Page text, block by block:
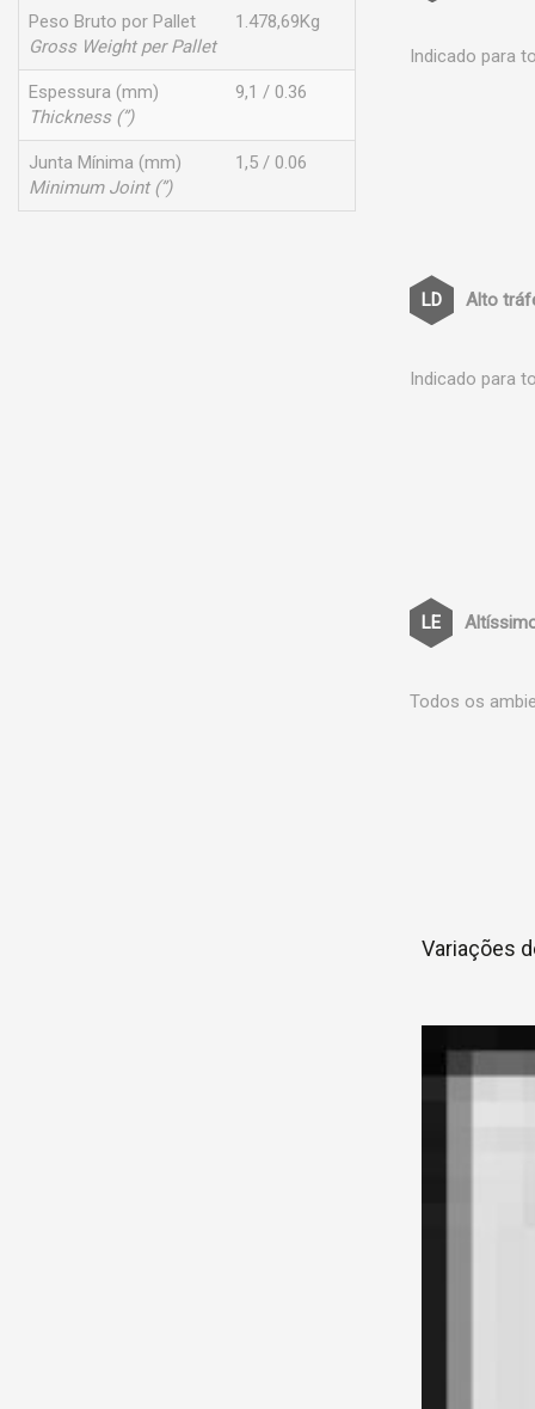
Peso Bruto por Pallet
Gross Weight per Pallet
1.478,69Kg
Espessura (mm)
Thickness (”)
9,1 / 0.36
Junta Mínima (mm)
Minimum Joint (”)
1,5 / 0.06
Indicado para
Alto
Indicado para
Todos os
Variações